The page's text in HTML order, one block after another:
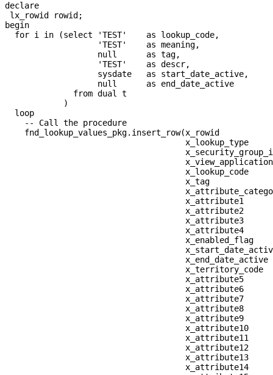
declare
lx_rowid rowid;
begin
  for i in (select 'TEST'    as lookup_code,
                   'TEST'    as meaning,
                   null      as tag,
                   'TEST'    as descr,
                   sysdate   as start_date_active,
                   null      as end_date_active
              from dual t
            )
  loop
    -- Call the procedure
fnd_lookup_values_pkg.insert_row(x_rowid
x_lookup_type
x_lookup_code
x_tag
x_attribute1
x_attribute2
x_attribute3
x_attribute4
x_enabled_flag
x_end_date_active
x_territory_code
x_attribute5
x_attribute6
x_attribute7
x_attribute8
x_attribute9
x_attribute10
x_attribute11
x_attribute12
x_attribute13
x_attribute14